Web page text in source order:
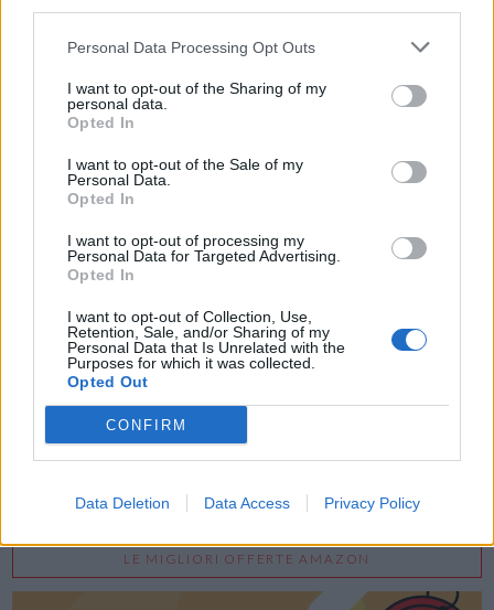
Personal Data Processing Opt Outs
I want to opt-out of the Sharing of my
personal data.
Opted In
I want to opt-out of the Sale of my
Personal Data.
Opted In
I want to opt-out of processing my
Personal Data for Targeted Advertising.
Opted In
I want to opt-out of Collection, Use,
Retention, Sale, and/or Sharing of my
Personal Data that Is Unrelated with the
Purposes for which it was collected.
Opted Out
CONFIRM
Data Deletion Data Access Privacy Policy
Vuoi ricevere gli aggiornamenti delle news di TecnoGazzetta?
Inserisci nome ed indirizzo E-Mail:
LE MIGLIORI OFFERTE AMAZON